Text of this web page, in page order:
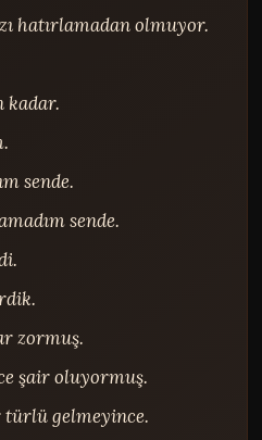
hatırlamadan olmuyor.
kadar.
sende.
sende.
zormuş.
şair oluyormuş.
türlü gelmeyince.